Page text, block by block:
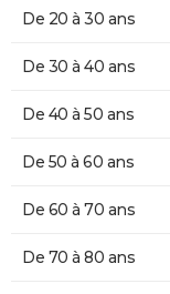
De 20 à 30 ans
De 30 à 40 ans
De 40 à 50 ans
De 50 à 60 ans
De 60 à 70 ans
De 70 à 80 ans